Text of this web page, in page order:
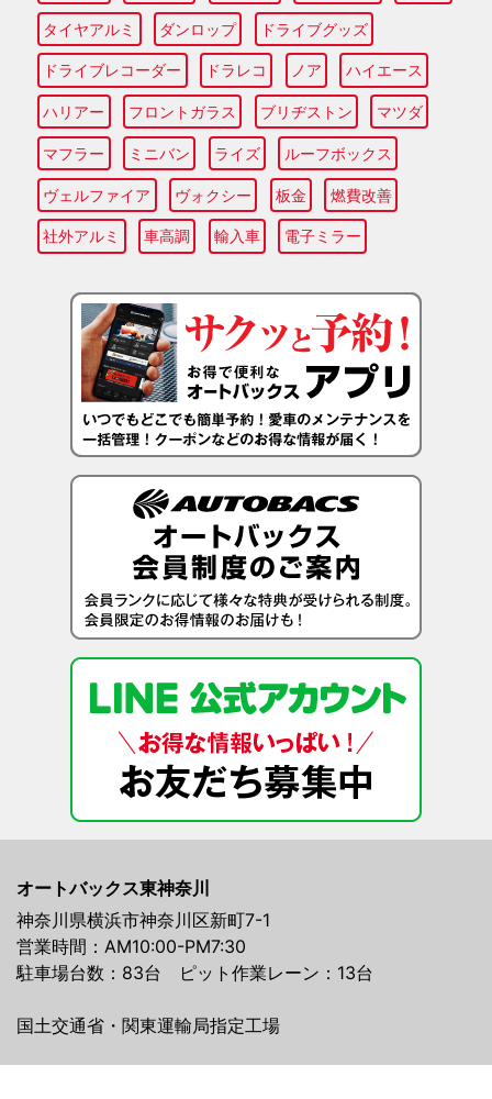
タイヤアルミ ダンロップ ドライブグッズ
ドライブレコーダー ドラレコ ノア ハイエース
ハリアー フロントガラス ブリヂストン マツダ
マフラー ミニバン ライズ ルーフボックス
ヴェルファイア ヴォクシー 板金 燃費改善
社外アルミ 車高調 輸入車 電子ミラー
オートバックス東神奈川
神奈川県横浜市神奈川区新町7-1
営業時間：AM10:00-PM7:30
駐車場台数：83台 ピット作業レーン：13台
国土交通省・関東運輸局指定工場